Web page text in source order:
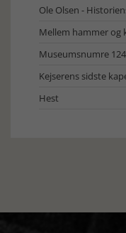
Ole Olsen -
Mellem hammer og
Museumsnumre
Kejserens sidste
Hest